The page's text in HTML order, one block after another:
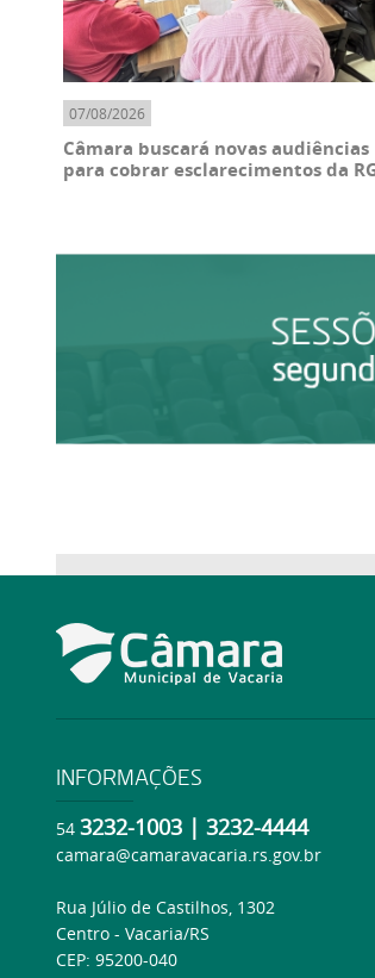
07/08/2026
Câmara buscará novas audiências
para cobrar esclarecimentos da
INFORMAÇÕES
54 3232-1003 | 3232-4444
camara@camaravacaria.rs.gov.br
Rua Júlio de Castilhos, 1302
Centro - Vacaria/RS
CEP: 95200-040